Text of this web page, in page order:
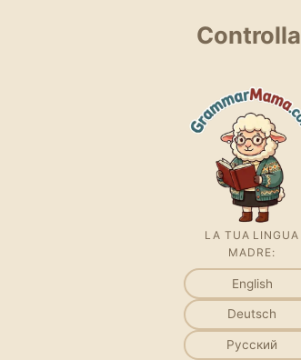
Controlla
LA TUA LINGUA
MADRE:
English
Deutsch
Русский